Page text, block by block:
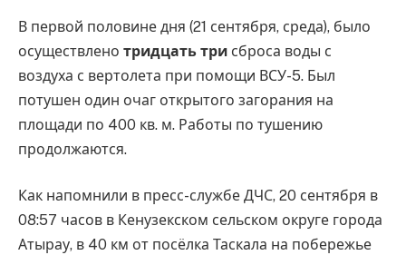
В первой половине дня (21 сентября, среда), было
осуществлено тридцать три сброса воды с
воздуха с вертолета при помощи ВСУ-5. Был
потушен один очаг открытого загорания на
площади по 400 кв. м. Работы по тушению
продолжаются.
Как напомнили в пресс-службе ДЧС, 20 сентября в
08:57 часов в Кенузекском сельском округе города
Атырау, в 40 км от посёлка Таскала на побережье